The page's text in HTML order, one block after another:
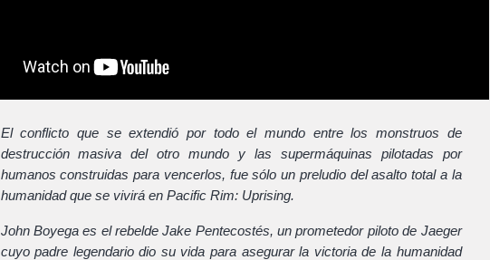
El conflicto que se extendió por todo el mundo entre los monstruos de
destrucción masiva del otro mundo y las supermáquinas pilotadas por
humanos construidas para vencerlos, fue sólo un preludio del asalto total a la
humanidad que se vivirá en Pacific Rim: Uprising.
John Boyega es el rebelde Jake Pentecostés, un prometedor piloto de Jaeger
cuyo padre legendario dio su vida para asegurar la victoria de la humanidad